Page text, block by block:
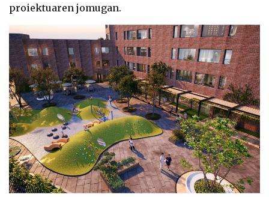
proiektuaren jomugan.